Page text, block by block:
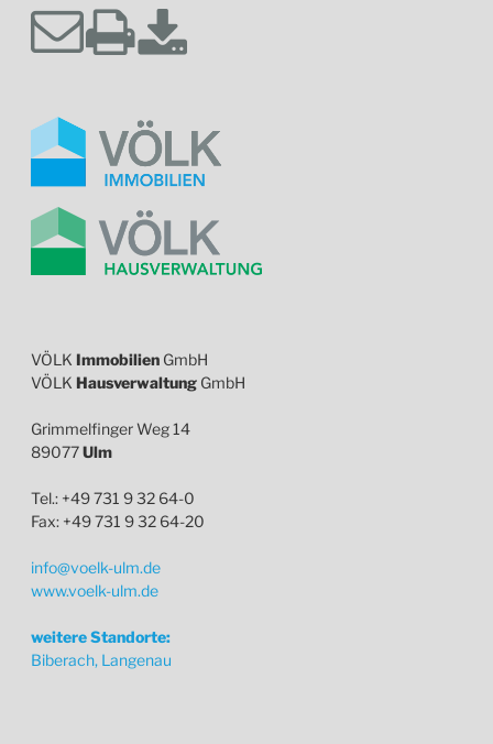
VÖLK Immobilien GmbH
VÖLK Hausverwaltung GmbH
Grimmelfinger Weg 14
89077Ulm
Tel.: +49 731 9 32 64-0
Fax: +49 731 9 32 64-20
info@voelk-ulm.de
www.voelk-ulm.de
weitere Standorte:
Biberach, Langenau